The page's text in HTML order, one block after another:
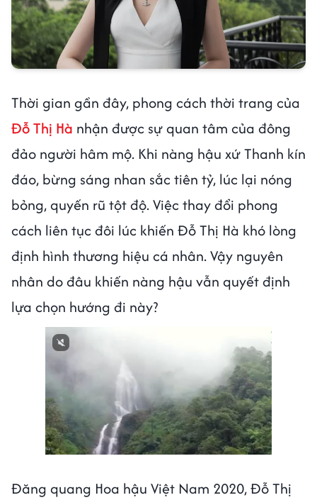
Thời gian gần đây, phong cách thời trang của
Đỗ Thị Hà nhận được sự quan tâm của đông
đảo người hâm mộ. Khi nàng hậu xứ Thanh kín
đáo, bừng sáng nhan sắc tiên tỷ, lúc lại nóng
bỏng, quyến rũ tột độ. Việc thay đổi phong
cách liên tục đôi lúc khiến Đỗ Thị Hà khó lòng
định hình thương hiệu cá nhân. Vậy nguyên
nhân do đâu khiến nàng hậu vẫn quyết định
lựa chọn hướng đi này?
Đăng quang Hoa hậu Việt Nam 2020, Đỗ Thị